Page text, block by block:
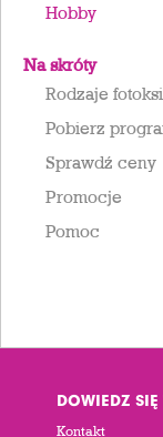
Hobby
Na skróty
Rodzaje
Pobierz
Sprawdź ceny
Promocje
Pomoc
DOWIEDZ SIĘ
Kontakt